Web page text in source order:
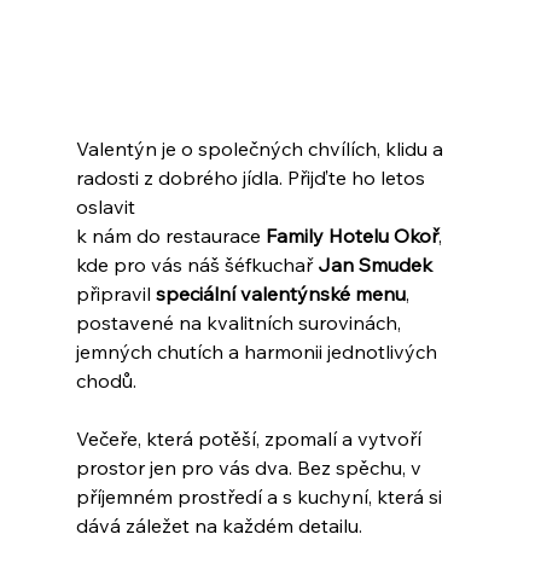
Valentýn je o společných chvílích, klidu a
radosti z dobrého jídla. Přijďte ho letos
oslavit
k nám do restaurace Family Hotelu Okoř,
kde pro vás náš šéfkuchař Jan Smudek
připravil speciální valentýnské menu,
postavené na kvalitních surovinách,
jemných chutích a harmonii jednotlivých
chodů.
Večeře, která potěší, zpomalí a vytvoří
prostor jen pro vás dva. Bez spěchu, v
příjemném prostředí a s kuchyní, která si
dává záležet na každém detailu.